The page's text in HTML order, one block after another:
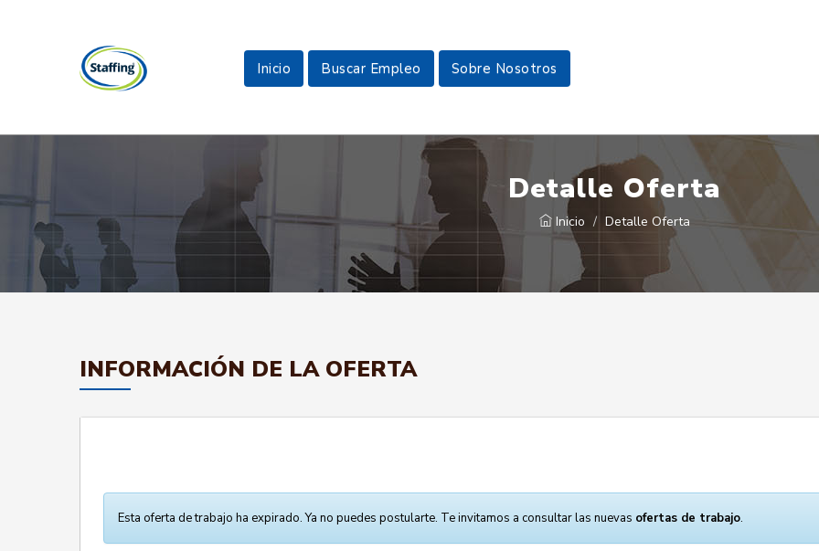
Inicio Buscar Empleo Sobre Nosotros
Detalle Oferta
Inicio Detalle Oferta
INFORMACIÓN DE LA OFERTA
Esta oferta de trabajo ha expirado. Ya no puedes postularte. Te invitamos a consultar las nuevas ofertas de trabajo.